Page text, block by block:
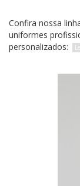
Confira nossa
uniformes
personalizados: